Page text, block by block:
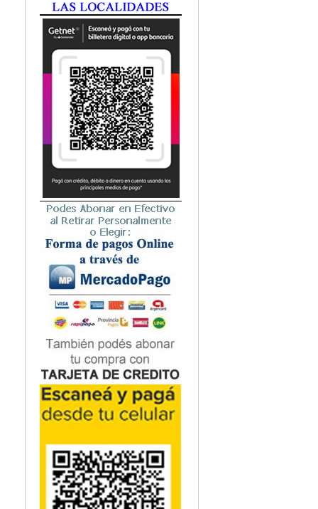
Hematología
Histología
Homeopatía
Infectología
Inmunología
Instrumentación Quirurgica
Medicina del Deporte / Rehabilitación
Medicina Emergencias / Urgencias
Medicina Forense / Legal
Medicina General
Medicina Interna
Microbiología
Nefrología
Neonatología / Pediatría
Neumología
Neuroanatomía / Neurociencia
Neurocirugía
Neurología
Nutrición
Odontología
Oftalmología
Oncología / Cuidados Paliativos
Ortopedía / Traumatología
Osteopatía
Otorrinolaringología
Podología
Psicología
Psiquiatría
Química